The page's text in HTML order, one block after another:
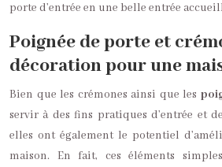
porte d’entrée en une belle entrée
Poignée de porte et
décoration pour une
Bien que les crémones ainsi que les
servir à des fins pratiques d’entrée et
elles ont également le potentiel
maison. En fait, ces éléments